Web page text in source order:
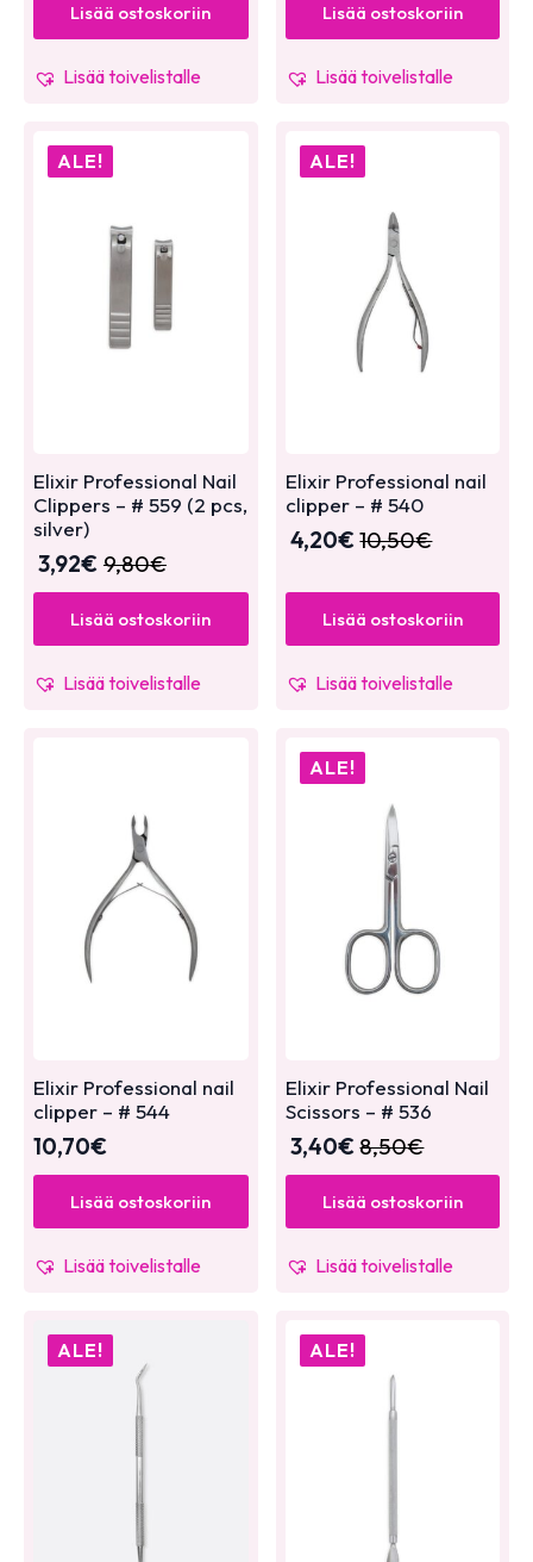
Lisää ostoskoriin
Lisää toivelistalle
Lisää ostoskoriin
Lisää toivelistalle
ALE!
Elixir Professional Nail
Clippers – # 559 (2 pcs,
silver)
9,80€
3,92€
Lisää ostoskoriin
Lisää toivelistalle
ALE!
Elixir Professional nail
clipper – # 540
10,50€
4,20€
Lisää ostoskoriin
Lisää toivelistalle
Elixir Professional nail
clipper – # 544
10,70€
Lisää ostoskoriin
Lisää toivelistalle
ALE!
Elixir Professional Nail
Scissors – # 536
8,50€
3,40€
Lisää ostoskoriin
Lisää toivelistalle
ALE! ALE!